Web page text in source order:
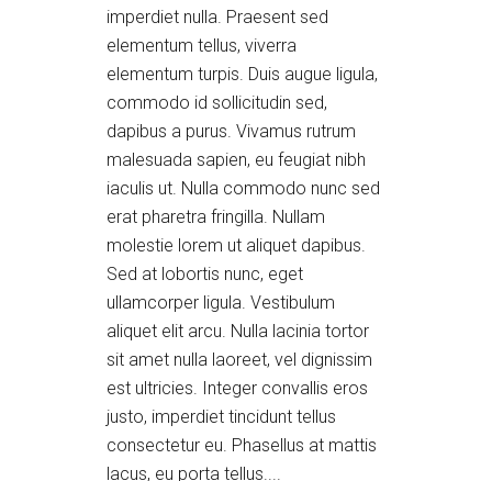
imperdiet nulla. Praesent sed
elementum tellus, viverra
elementum turpis. Duis augue ligula,
commodo id sollicitudin sed,
dapibus a purus. Vivamus rutrum
malesuada sapien, eu feugiat nibh
iaculis ut. Nulla commodo nunc sed
erat pharetra fringilla. Nullam
molestie lorem ut aliquet dapibus.
Sed at lobortis nunc, eget
ullamcorper ligula. Vestibulum
aliquet elit arcu. Nulla lacinia tortor
sit amet nulla laoreet, vel dignissim
est ultricies. Integer convallis eros
justo, imperdiet tincidunt tellus
consectetur eu. Phasellus at mattis
lacus, eu porta tellus....